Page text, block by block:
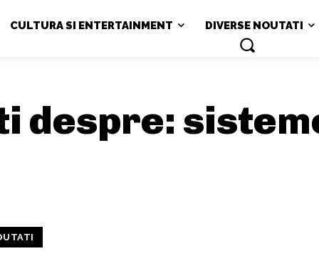
CULTURA SI ENTERTAINMENT DIVERSE NOUTATI
despre: